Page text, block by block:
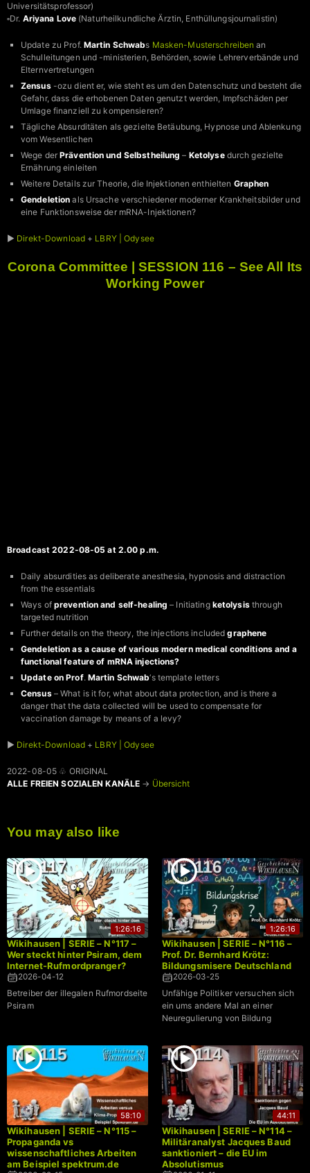
Universitätsprofessor)
▫️Dr. Ariyana Love (Naturheilkundliche Ärztin, Enthüllungsjournalistin)
Update zu Prof. Martin Schwabs Masken-Musterschreiben an
Schulleitungen und -ministerien, Behörden, sowie Lehrerverbände und
Elternvertretungen
Zensus-ozu dient er, wie steht es um den Datenschutz und besteht die
Gefahr, dass die erhobenen Daten genutzt werden, Impfschäden per
Umlage finanziell zu kompensieren?
Tägliche Absurditäten als gezielte Betäubung, Hypnose und Ablenkung
vom Wesentlichen
Wege derPrävention und Selbstheilung – Ketolysedurch gezielte
Ernährung einleiten
Weitere Details zur Theorie, die Injektionen enthielten Graphen
Gendeletion als Ursache verschiedener moderner Krankheitsbilder und
eine Funktionsweise der mRNA-Injektionen?
► Direkt-Download + LBRY | Odysee
Corona Committee | SESSION 116 – See All Its
Working Power
Broadcast 2022-08-05 at 2.00 p.m.
Daily absurdities as deliberate anesthesia, hypnosis and distraction
from the essentials
Ways of prevention and self-healing – Initiating ketolysisthrough
targeted nutrition
Further details on the theory, the injections includedgraphene
Gendeletion as a cause of various modern medical conditions and a
functional feature of mRNA injections?
Update on Prof. Martin Schwab‘s template letters
Census– What is it for, what about data protection, and is there a
danger that the data collected will be used to compensate for
vaccination damage by means of a levy?
► Direkt-Download + LBRY | Odysee
2022-08-05 ♧ ORIGINAL
ALLE FREIEN SOZIALEN KANÄLE → Übersicht
You may also like
1:26:16
Wikihausen | SERIE – N°117 –
Wer steckt hinter Psiram, dem
Internet-Rufmordpranger?
2026-04-12
Betreiber der illegalen Rufmordseite
Psiram
1:26:16
Wikihausen | SERIE – N°116 –
Prof. Dr. Bernhard Krötz:
Bildungsmisere Deutschland
2026-03-25
Unfähige Politiker versuchen sich
ein ums andere Mal an einer
Neuregulierung von Bildung
58:10
Wikihausen | SERIE – N°115 –
Propaganda vs
wissenschaftliches Arbeiten
am Beispiel spektrum.de
44:11
Wikihausen | SERIE – N°114 –
Militäranalyst Jacques Baud
sanktioniert – die EU im
Absolutismus